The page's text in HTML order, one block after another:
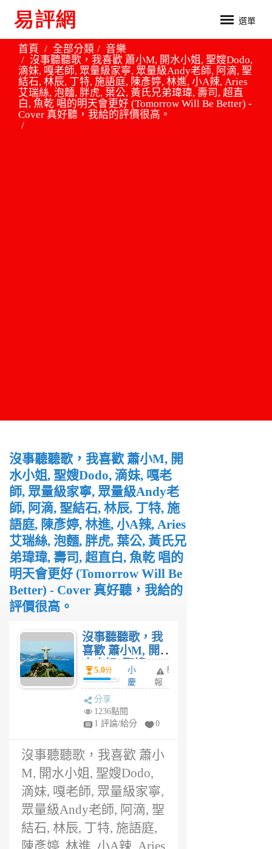
選單
首頁 全部分類
音樂
沒事聽聽歌，我喜歡 蕭小M, 開水小姐, 聖嫂Dodo,
滴妹, 嘎老師, 眾量級家寧, 眾量級Andy老師, 阿滴, 聖
結石, 林辰, 丁特, 施語庭, 陳彥婷, 林進, 小A辣, Aries
艾瑞絲, 泡麵, 胖虎, 葉公, 黃氏兄弟瑋瑋, 壽司, 超直
白, 魚乾 唱的明天會更好 (Tomorrow Will Be Better) -
Cover 真好聽，我給的評價很高。
沒事聽聽歌，我喜歡 蕭小M, 開
水小姐, 聖嫂Dodo, 滴妹, 嘎老
師, 眾量級家寧, 眾量級Andy老
師, 阿滴, 聖結石, 林辰, 丁特, 施
語庭, 陳彥婷, 林進, 小A辣, Aries
艾瑞絲, 泡麵, 胖虎, 葉公, 黃氏兄
弟瑋瑋, 壽司, 超直白, 魚乾 唱的
明天會更好 (Tomorrow Will Be
Better) - Cover 真好聽，我給的
評價很高。
沒事聽聽歌，我
喜歡 蕭小M, 開
水小姐, 聖嫂
Dodo, 滴妹, 嘎老
師, 眾量級家寧,
眾量級Andy老
師, 阿滴, 聖結石,
林辰, 丁特, 施語
小A辣, Aries 艾
瑞絲, 泡麵, 胖虎,
葉公, 黃氏兄弟瑋
瑋, 壽司, 超直白,
魚乾 唱的明天會
更好 (Tomorrow
Will Be Better) -
5.0分
小
慶
前
舉
報
分享
1236點閱
1 評論/給分
0
沒事聽聽歌，我喜歡 蕭小
M, 開水小姐, 聖嫂Dodo,
滴妹, 嘎老師, 眾量級家寧,
眾量級Andy老師, 阿滴, 聖
結石, 林辰, 丁特, 施語庭,
陳彥婷, 林進, 小A辣, Aries